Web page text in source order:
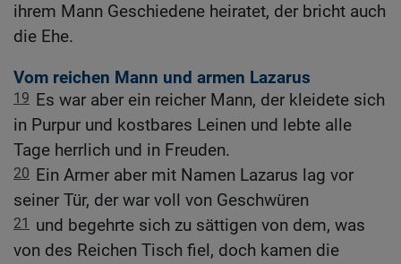
ihrem Mann Geschiedene heiratet, der bricht auch
die Ehe.
Vom reichen Mann und armen Lazarus
19 Es war aber ein reicher Mann, der kleidete sich
in Purpur und kostbares Leinen und lebte alle
Tage herrlich und in Freuden.
20 Ein Armer aber mit Namen Lazarus lag vor
seiner Tür, der war voll von Geschwüren
21 und begehrte sich zu sättigen von dem, was
von des Reichen Tisch fiel, doch kamen die